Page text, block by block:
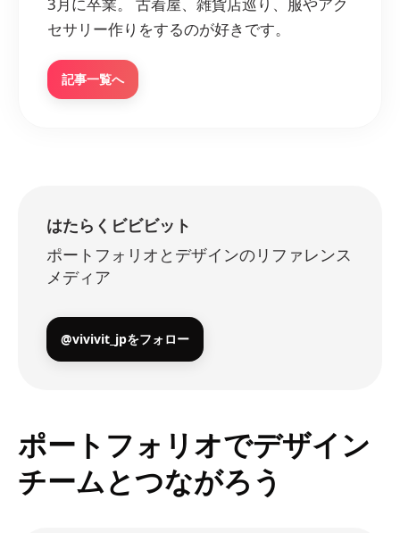
3月に卒業。 古着屋、雑貨店巡り、服やアク
セサリー作りをするのが好きです。
記事一覧へ
はたらくビビビット
ポートフォリオとデザインのリファレンス
メディア
@vivivit_jpをフォロー
ポートフォリオでデザイン
チームとつながろう